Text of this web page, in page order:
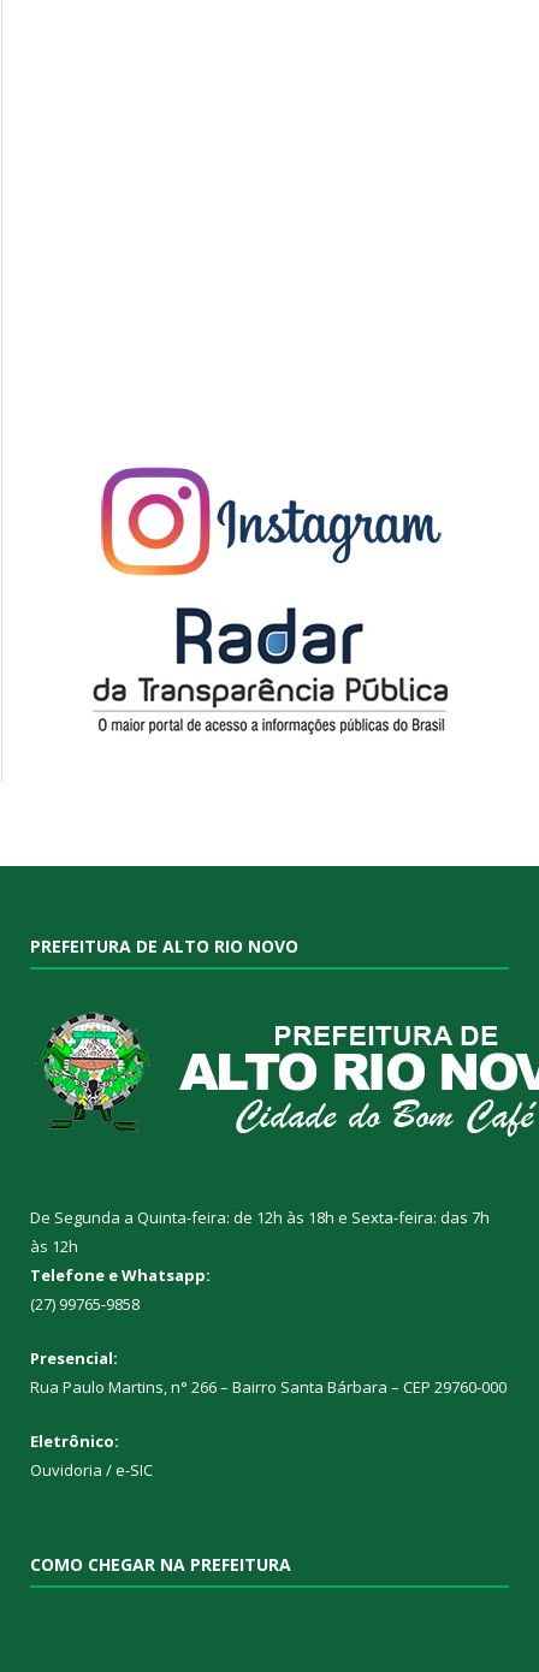
PREFEITURA DE ALTO RIO NOVO
De Segunda a Quinta-feira: de 12h às 18h e Sexta-feira: das 7h
às 12h
Telefone e Whatsapp:
(27) 99765-9858
Presencial:
Rua Paulo Martins, n° 266 – Bairro Santa Bárbara – CEP 29760-000
Eletrônico:
Ouvidoria /e-SIC
COMO CHEGAR NA PREFEITURA